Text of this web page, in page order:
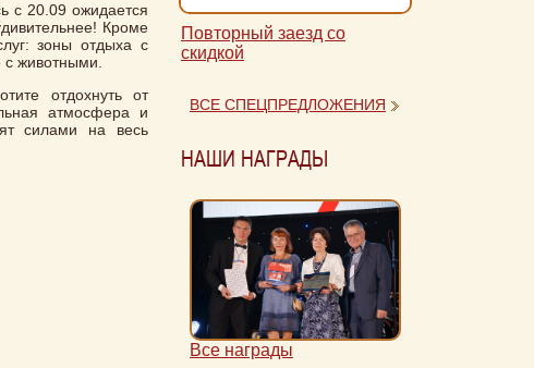
с 20.09 ожидается
Кроме
зоны отдыха с
с животными.
отдохнуть от
атмосфера и
силами на весь
Повторный заезд со
скидкой
ВСЕ СПЕЦПРЕДЛОЖЕНИЯ
НАШИ НАГРАДЫ
Все награды